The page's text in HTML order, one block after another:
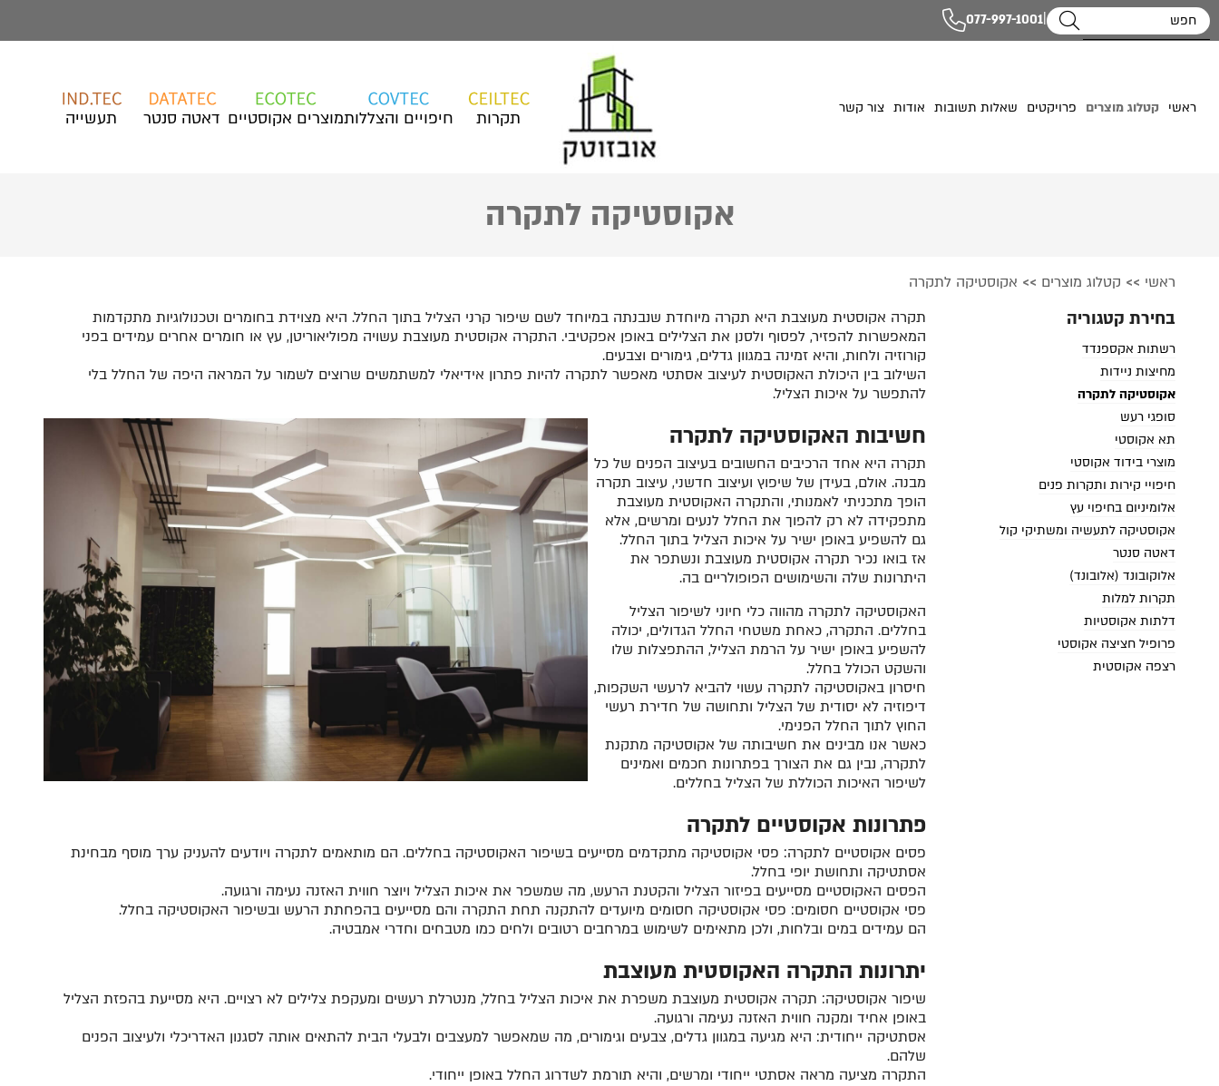
|
077-997-1001
ראשי קטלוג מוצרים פרויקטים שאלות תשובות אודות צור קשר
תקרות חיפויים והצללותמוצרים אקוסטיים דאטה סנטר תעשייה
אקוסטיקה לתקרה
ראשי >> קטלוג מוצרים >> אקוסטיקה לתקרה
בחירת קטגוריה
רשתות אקספנדד
מחיצות ניידות
אקוסטיקה לתקרה
סופגי רעש
תא אקוסטי
מוצרי בידוד אקוסטי
חיפויי קירות ותקרות פנים
אלומיניום בחיפוי עץ
אקוסטיקה לתעשיה ומשתיקי קול
דאטה סנטר
אלוקובונד (אלובונד)
תקרות למלות
דלתות אקוסטיות
פרופיל חציצה אקוסטי
רצפה אקוסטית
תקרה אקוסטית מעוצבת היא תקרה מיוחדת שנבנתה במיוחד לשם שיפור קרני הצליל בתוך החלל. היא מצוידת בחומרים וטכנולוגיות מתקדמות
המאפשרות להפזיר, לפסוף ולסנן את הצלילים באופן אפקטיבי. התקרה אקוסטית מעוצבת עשויה מפוליאוריטן, עץ או חומרים אחרים עמידים בפני
קורוזיה ולחות, והיא זמינה במגוון גדלים, גימורים וצבעים.
השילוב בין היכולת האקוסטית לעיצוב אסתטי מאפשר לתקרה להיות פתרון אידיאלי למשתמשים שרוצים לשמור על המראה היפה של החלל בלי
להתפשר על איכות הצליל.
חשיבות האקוסטיקה לתקרה
תקרה היא אחד הרכיבים החשובים בעיצוב הפנים של כל
מבנה. אולם, בעידן של שיפוץ ועיצוב חדשני, עיצוב תקרה
הופך מתכניתי לאמנותי, והתקרה האקוסטית מעוצבת
מתפקידה לא רק להפוך את החלל לנעים ומרשים, אלא
גם להשפיע באופן ישיר על איכות הצליל בתוך החלל.
אז בואו נכיר תקרה אקוסטית מעוצבת ונשתפר את
היתרונות שלה והשימושים הפופולריים בה.
האקוסטיקה לתקרה מהווה כלי חיוני לשיפור הצליל
בחללים. התקרה, כאחת משטחי החלל הגדולים, יכולה
להשפיע באופן ישיר על הרמת הצליל, ההתפצלות שלו
והשקט הכולל בחלל.
חיסרון באקוסטיקה לתקרה עשוי להביא לרעשי השקפות,
דיפוזיה לא יסודית של הצליל ותחושה של חדירת רעשי
החוץ לתוך החלל הפנימי.
כאשר אנו מבינים את חשיבותה של אקוסטיקה מתקנת
לתקרה, נבין גם את הצורך בפתרונות חכמים ואמינים
לשיפור האיכות הכוללת של הצליל בחללים.
פתרונות אקוסטיים לתקרה
פסים אקוסטיים לתקרה: פסי אקוסטיקה מתקדמים מסייעים בשיפור האקוסטיקה בחללים. הם מותאמים לתקרה ויודעים להעניק ערך מוסף מבחינת
אסתטיקה ותחושת יופי בחלל.
הפסים האקוסטיים מסייעים בפיזור הצליל והקטנת הרעש, מה שמשפר את איכות הצליל ויוצר חווית האזנה נעימה ורגועה.
פסי אקוסטיים חסומים: פסי אקוסטיקה חסומים מיועדים להתקנה תחת התקרה והם מסייעים בהפחתת הרעש ובשיפור האקוסטיקה בחלל.
הם עמידים במים ובלחות, ולכן מתאימים לשימוש במרחבים רטובים ולחים כמו מטבחים וחדרי אמבטיה.
יתרונות התקרה האקוסטית מעוצבת
שיפור אקוסטיקה: תקרה אקוסטית מעוצבת משפרת את איכות הצליל בחלל, מנטרלת רעשים ומעקפת צלילים לא רצויים. היא מסייעת בהפזת הצליל
באופן אחיד ומקנה חווית האזנה נעימה ורגועה.
אסתטיקה ייחודית: היא מגיעה במגוון גדלים, צבעים וגימורים, מה שמאפשר למעצבים ולבעלי הבית להתאים אותה לסגנון האדריכלי ולעיצוב הפנים
שלהם.
התקרה מציעה מראה אסתטי ייחודי ומרשים, והיא תורמת לשדרוג החלל באופן ייחודי.